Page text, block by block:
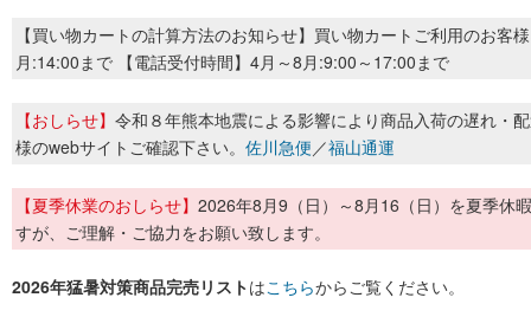
【買い物カートの計算方法のお知らせ】買い物カートご利用のお客
月:14:00まで 【電話受付時間】4月～8月:9:00～17:00まで
【おしらせ】 令和８年熊本地震による影響により商品入荷の遅れ・
様のwebサイトご確認下さい。 佐川急便／福山通運
【夏季休業のおしらせ】 2026年8月9（日）～8月16（日）を夏季休
すが、ご理解・ご協力をお願い致します。
2026年猛暑対策商品完売リストはこちらからご覧ください。